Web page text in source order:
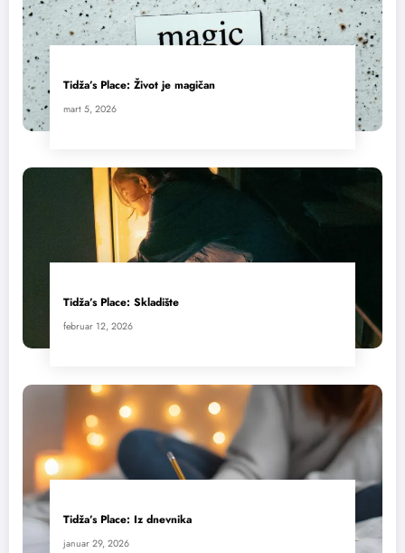
Tidža’s Place: Život je magičan
mart 5, 2026
Tidža’s Place: Skladište
februar 12, 2026
Tidža’s Place: Iz dnevnika
januar 29, 2026